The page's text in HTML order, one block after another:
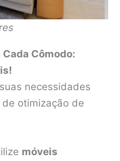
Cômodo:
necessidades
otimização de
móveis